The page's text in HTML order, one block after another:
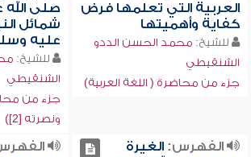
العربية التي تعلمها فرض
كفاية وأهميتها
للشيخ: محمد الحسن الددو
الشنقيطي
جزء من محاضرة ( اللغة العربية)
صلى
شمائل
عليه
للشيخ:
الشنقيطي
جزء من
ونصرته [2])
الفهرس:الغيرة